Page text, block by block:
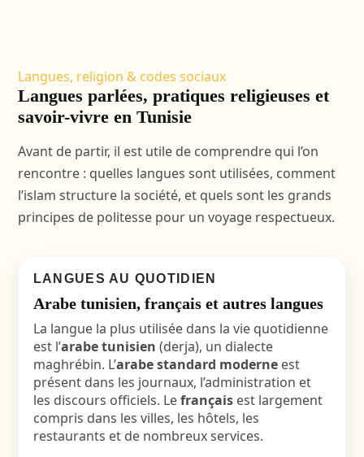
Langues, religion & codes sociaux
Langues parlées, pratiques religieuses et
savoir-vivre en Tunisie
Avant de partir, il est utile de comprendre qui l’on
rencontre : quelles langues sont utilisées, comment
l’islam structure la société, et quels sont les grands
principes de politesse pour un voyage respectueux.
LANGUES AU QUOTIDIEN
Arabe tunisien, français et autres langues
La langue la plus utilisée dans la vie quotidienne
est l’arabe tunisien (derja), un dialecte
maghrébin. L’arabe standard moderneest
présent dans les journaux, l’administration et
les discours officiels. Lefrançaisest largement
compris dans les villes, les hôtels, les
restaurants et de nombreux services.